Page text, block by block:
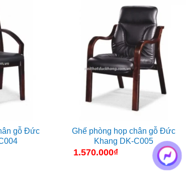
gỗ Đức
Ghế phòng họp chân gỗ Đức
Khang DK-C005
1.570.000₫